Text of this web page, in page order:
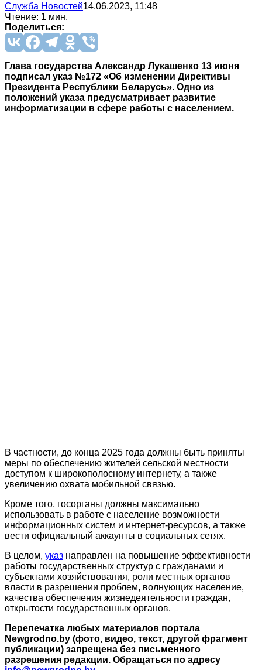
Служба Новостей14.06.2023, 11:48
Чтение: 1 мин.
Поделиться:
Глава государства Александр Лукашенко 13 июня
подписал указ №172 «Об изменении Директивы
Президента Республики Беларусь». Одно из
положений указа предусматривает развитие
информатизации в сфере работы с населением.
В частности, до конца 2025 года должны быть приняты
меры по обеспечению жителей сельской местности
доступом к широкополосному интернету, а также
увеличению охвата мобильной связью.
Кроме того, госорганы должны максимально
использовать в работе с население возможности
информационных систем и интернет-ресурсов, а также
вести официальный аккаунты в социальных сетях.
В целом, указ направлен на повышение эффективности
работы государственных структур с гражданами и
субъектами хозяйствования, роли местных органов
власти в разрешении проблем, волнующих население,
качества обеспечения жизнедеятельности граждан,
открытости государственных органов.
Перепечатка любых материалов портала
Newgrodno.by (фото, видео, текст, другой фрагмент
публикации) запрещена без письменного
разрешения редакции. Обращаться по адресу